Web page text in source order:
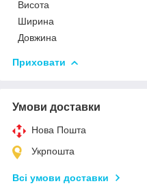
Висота
Ширина
Довжина
Приховати
Умови доставки
Нова Пошта
Укрпошта
Всі умови доставки